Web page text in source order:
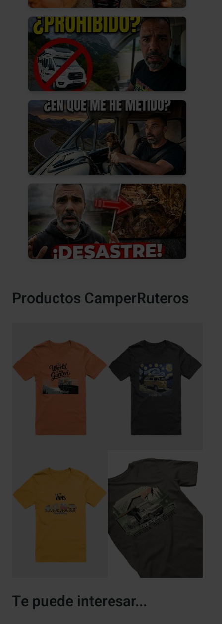
Productos CamperRuteros
Te puede interesar...